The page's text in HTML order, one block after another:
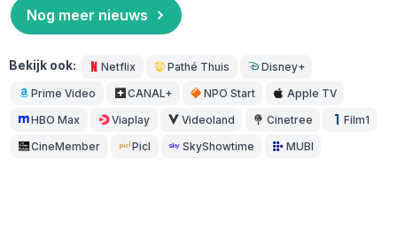
Nog meer nieuws
Bekijk ook: Netflix Pathé Thuis Disney+
Prime Video CANAL+ NPO Start Apple TV
HBO Max Viaplay Videoland Cinetree Film1
CineMember Picl SkyShowtime MUBI